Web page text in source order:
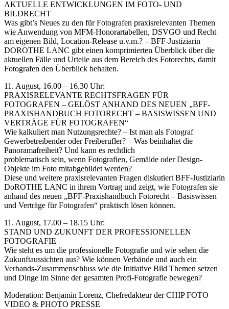
AKTUELLE ENTWICKLUNGEN IM FOTO- UND
BILDRECHT
Was gibt’s Neues zu den für Fotografen praxisrelevanten Themen
wie Anwendung von MFM-Honorartabellen, DSVGO und Recht
am eigenen Bild, Location-Release u.v.m.? – BFF-Justiziarin
DOROTHE LANC gibt einen komprimierten Überblick über die
aktuellen Fälle und Urteile aus dem Bereich des Fotorechts, damit
Fotografen den Überblick behalten.
11. August, 16.00 – 16.30 Uhr:
PRAXISRELEVANTE RECHTSFRAGEN FÜR
FOTOGRAFEN – GELÖST ANHAND DES NEUEN „BFF-
PRAXISHANDBUCH FOTORECHT – BASISWISSEN UND
VERTRÄGE FÜR FOTOGRAFEN“
Wie kalkuliert man Nutzungsrechte? – Ist man als Fotograf
Gewerbetreibender oder Freiberufler? – Was beinhaltet die
Panoramafreiheit? Und kann es rechtlich
problematisch sein, wenn Fotografien, Gemälde oder Design-
Objekte im Foto mitabgebildet werden?
Diese und weitere praxisrelevanten Fragen diskutiert BFF-Justiziarin
DoROTHE LANC in ihrem Vortrag und zeigt, wie Fotografen sie
anhand des neuen „BFF-Praxishandbuch Fotorecht – Basiswissen
und Verträge für Fotografen“ praktisch lösen können.
11. August, 17.00 – 18.15 Uhr:
STAND UND ZUKUNFT DER PROFESSIONELLEN
FOTOGRAFIE
Wie steht es um die professionelle Fotografie und wie sehen die
Zukunftaussichten aus? Wie können Verbände und auch ein
Verbands-Zusammenschluss wie die Initiative Bild Themen setzen
und Dinge im Sinne der gesamten Profi-Fotografie bewegen?
Moderation: Benjamin Lorenz, Chefredakteur der CHIP FOTO
VIDEO & PHOTO PRESSE